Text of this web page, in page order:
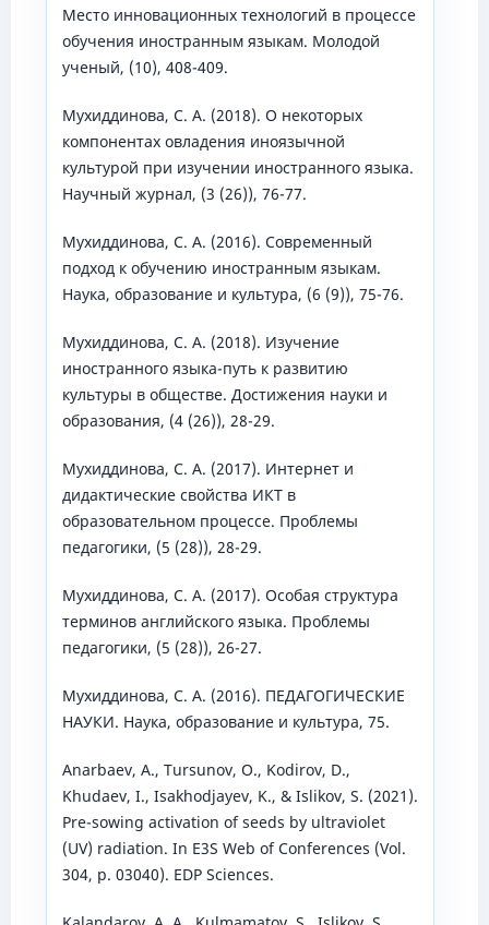
Место инновационных технологий в процессе
обучения иностранным языкам. Молодой
ученый, (10), 408-409.
Мухиддинова, С. А. (2018). О некоторых
компонентах овладения иноязычной
культурой при изучении иностранного языка.
Научный журнал, (3 (26)), 76-77.
Мухиддинова, С. А. (2016). Современный
подход к обучению иностранным языкам.
Наука, образование и культура, (6 (9)), 75-76.
Мухиддинова, С. А. (2018). Изучение
иностранного языка-путь к развитию
культуры в обществе. Достижения науки и
образования, (4 (26)), 28-29.
Мухиддинова, С. А. (2017). Интернет и
дидактические свойства ИКТ в
образовательном процессе. Проблемы
педагогики, (5 (28)), 28-29.
Мухиддинова, С. А. (2017). Особая структура
терминов английского языка. Проблемы
педагогики, (5 (28)), 26-27.
Мухиддинова, С. А. (2016). ПЕДАГОГИЧЕСКИЕ
НАУКИ. Наука, образование и культура, 75.
Anarbaev, A., Tursunov, O., Kodirov, D.,
Khudaev, I., Isakhodjayev, K., & Islikov, S. (2021).
Pre-sowing activation of seeds by ultraviolet
(UV) radiation. In E3S Web of Conferences (Vol.
304, p. 03040). EDP Sciences.